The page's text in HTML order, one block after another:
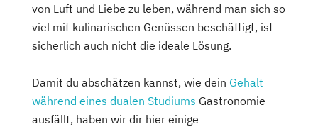
von Luft und Liebe zu leben, während man sich so
viel mit kulinarischen Genüssen beschäftigt, ist
sicherlich auch nicht die ideale Lösung.
Damit du abschätzen kannst, wie dein Gehalt
während eines dualen Studiums Gastronomie
ausfällt, haben wir dir hier einige